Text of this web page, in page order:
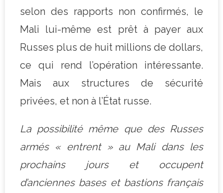
selon des rapports non confirmés, le
Mali lui-même est prêt à payer aux
Russes plus de huit millions de dollars,
ce qui rend l’opération intéressante.
Mais aux structures de sécurité
privées, et non à l’État russe.
La possibilité même que des Russes
armés « entrent » au Mali dans les
prochains jours et occupent
d’anciennes bases et bastions français